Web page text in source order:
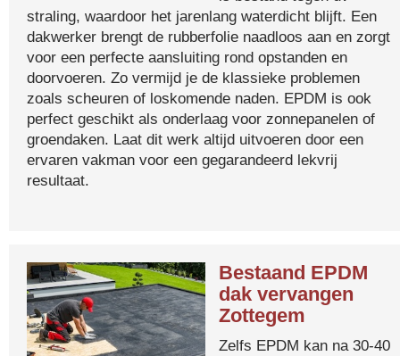
straling, waardoor het jarenlang waterdicht blijft. Een
dakwerker brengt de rubberfolie naadloos aan en zorgt
voor een perfecte aansluiting rond opstanden en
doorvoeren. Zo vermijd je de klassieke problemen
zoals scheuren of loskomende naden. EPDM is ook
perfect geschikt als onderlaag voor zonnepanelen of
groendaken. Laat dit werk altijd uitvoeren door een
ervaren vakman voor een gegarandeerd lekvrij
resultaat.
Bestaand EPDM
dak vervangen
Zottegem
Zelfs EPDM kan na 30-40